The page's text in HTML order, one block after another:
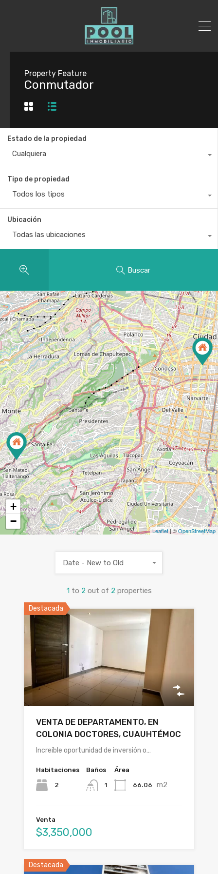
Property Feature
Conmutador
Estado de la propiedad
Cualquiera
Tipo de propiedad
Todos los tipos
Ubicación
Todas las ubicaciones
Buscar
+
−
Leaflet| ©OpenStreetMap
1 to 2 out of 2 properties
Date - New to Old
Destacada
VENTA DE DEPARTAMENTO, EN
COLONIA DOCTORES, CUAUHTÉMOC
Increíble oportunidad de inversión o…
Habitaciones
2
Baños
1
Área
66.06 m2
Venta
$3,350,000
Destacada